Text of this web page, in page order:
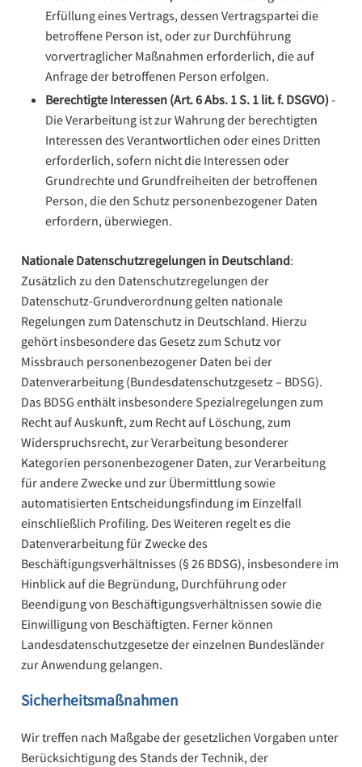
Erfüllung eines Vertrags, dessen Vertragspartei die
betroffene Person ist, oder zur Durchführung
vorvertraglicher Maßnahmen erforderlich, die auf
Anfrage der betroffenen Person erfolgen.
Berechtigte Interessen (Art. 6 Abs. 1 S. 1 lit. f. DSGVO)-
Die Verarbeitung ist zur Wahrung der berechtigten
Interessen des Verantwortlichen oder eines Dritten
erforderlich, sofern nicht die Interessen oder
Grundrechte und Grundfreiheiten der betroffenen
Person, die den Schutz personenbezogener Daten
erfordern, überwiegen.
Nationale Datenschutzregelungen in Deutschland:
Zusätzlich zu den Datenschutzregelungen der
Datenschutz-Grundverordnung gelten nationale
Regelungen zum Datenschutz in Deutschland. Hierzu
gehört insbesondere das Gesetz zum Schutz vor
Missbrauch personenbezogener Daten bei der
Datenverarbeitung (Bundesdatenschutzgesetz – BDSG).
Das BDSG enthält insbesondere Spezialregelungen zum
Recht auf Auskunft, zum Recht auf Löschung, zum
Widerspruchsrecht, zur Verarbeitung besonderer
Kategorien personenbezogener Daten, zur Verarbeitung
für andere Zwecke und zur Übermittlung sowie
automatisierten Entscheidungsfindung im Einzelfall
einschließlich Profiling. Des Weiteren regelt es die
Datenverarbeitung für Zwecke des
Beschäftigungsverhältnisses (§ 26 BDSG), insbesondere im
Hinblick auf die Begründung, Durchführung oder
Beendigung von Beschäftigungsverhältnissen sowie die
Einwilligung von Beschäftigten. Ferner können
Landesdatenschutzgesetze der einzelnen Bundesländer
zur Anwendung gelangen.
Sicherheitsmaßnahmen
Wir treffen nach Maßgabe der gesetzlichen Vorgaben unter
Berücksichtigung des Stands der Technik, der